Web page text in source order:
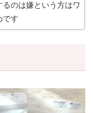
のは嫌という方はワ
です